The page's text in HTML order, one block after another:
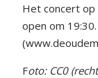
Het concert op
open om
Foto: CC0